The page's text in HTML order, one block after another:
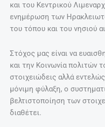
και του Κεντρικού
ενημέρωση των
του τόπου και του νησιού
Στόχος μας είναι να
και την Κοινωνία πολιτών
στοιχειώδεις αλλά
μόνιμη φύλαξη, ο
βελτιστοποίηση των
διαθέτει.